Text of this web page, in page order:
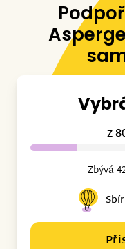
z
Zbývá